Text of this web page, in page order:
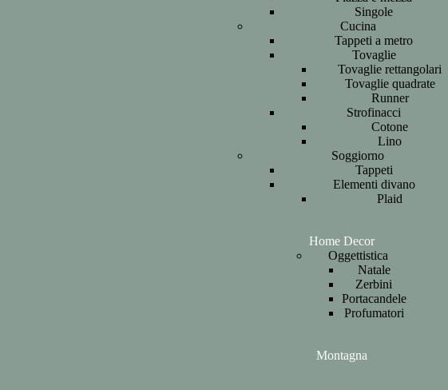
Singole
Cucina
Tappeti a metro
Tovaglie
Tovaglie rettangolari
Tovaglie quadrate
Runner
Strofinacci
Cotone
Lino
Soggiorno
Tappeti
Elementi divano
Plaid
Home Decor
Oggettistica
Natale
Zerbini
Portacandele
Profumatori
Montagna